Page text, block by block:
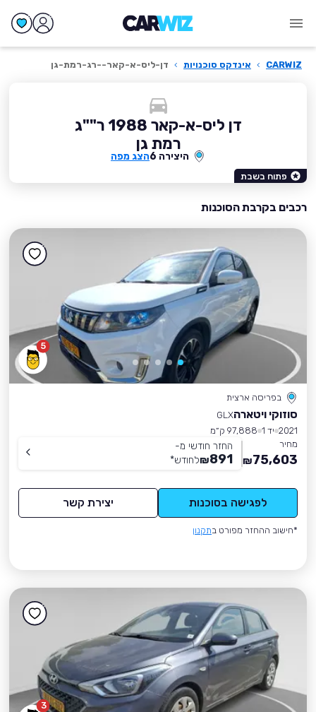
CARWIZ
› אינדקס סוכנויות › דן-ליס-א-קאר--רג-רמת-גן
דן ליס-א-קאר 1988 ר""ג
רמת גן
היצירה 6 הצג מפה
פתוח בשבת
רכבים בקרבת הסוכנות
5
בפריסה ארצית
סוזוקי ויטארהGLX
2021 יד 1
97,888 ק״מ
מחיר
75,603
₪
החזר חודשי מ-
891
₪לחודש*
לפגישה בסוכנות יצירת קשר
*חישוב ההחזר מפורט בתקנון
3